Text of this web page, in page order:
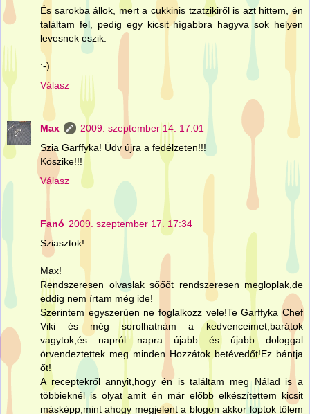
És sarokba állok, mert a cukkinis tzatzikiről is azt hittem, én
találtam fel, pedig egy kicsit hígabbra hagyva sok helyen
levesnek eszik.
:-)
Válasz
Max
2009. szeptember 14. 17:01
Szia Garffyka! Üdv újra a fedélzeten!!!
Köszike!!!
Válasz
Fanó 2009. szeptember 17. 17:34
Sziasztok!
Max!
Rendszeresen olvaslak sőőőt rendszeresen megloplak,de
eddig nem írtam még ide!
Szerintem egyszerűen ne foglalkozz vele!Te Garffyka Chef
Viki és még sorolhatnám a kedvenceimet,barátok
vagytok,és napról napra újabb és újabb dologgal
örvendeztettek meg minden Hozzátok betévedőt!Ez bántja
őt!
A receptekről annyit,hogy én is találtam meg Nálad is a
többieknél is olyat amit én már előbb elkészítettem kicsit
másképp,mint ahogy megjelent a blogon akkor loptok tőlem